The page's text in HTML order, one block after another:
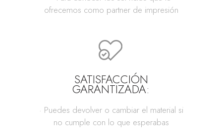
ofrecemos como partner de impresión
SATISFACCIÓN
GARANTIZADA:
· Puedes devolver o cambiar el material si
no cumple con lo que esperabas